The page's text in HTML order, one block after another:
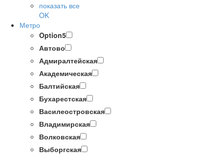
показать все
OK
Метро
Option5
Автово
Адмиралтейская
Академическая
Балтийская
Бухарестская
Василеостровская
Владимирская
Волковская
Выборгская